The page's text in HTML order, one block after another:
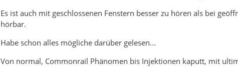
Es ist auch mit geschlossenen Fenstern besser zu hören als bei
hörbar.
Habe schon alles mögliche darüber gelesen...
Von normal, Commonrail Phänomen bis Injektionen kaputt, mit